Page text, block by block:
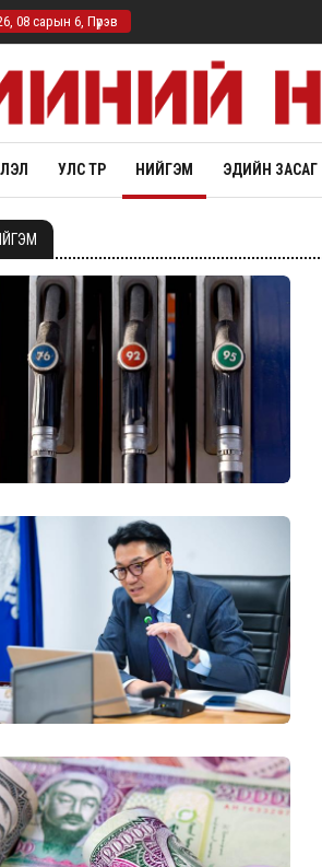
08 сарын 6, Пүрэв
УЛС ТӨР НИЙГЭМ ЭДИЙН ЗАСАГ